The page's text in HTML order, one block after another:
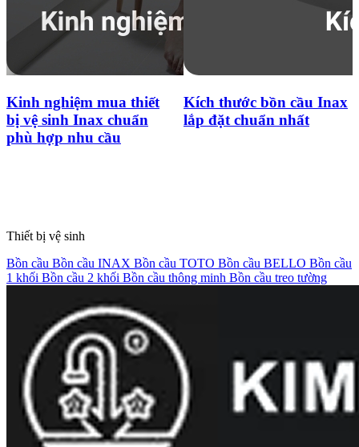
Kích thước bồn cầu Inax
lắp đặt chuẩn nhất
Cấu tạo bồn cầu INAX
Thiết bị vệ sinh
Bồn cầu Bồn cầu INAX Bồn cầu TOTO Bồn cầu BELLO Bồn cầu
1 khối Bồn cầu 2 khối Bồn cầu thông minh Bồn cầu treo tường